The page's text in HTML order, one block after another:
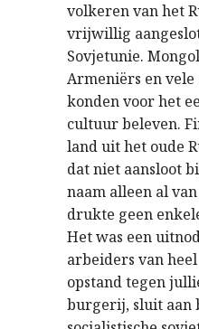
volkeren van het
vrijwillig
Sovjetunie.
Armeniërs en
konden voor het
cultuur beleven.
land uit het oude
dat niet aansloot
naam alleen al
drukte geen
Het was een
arbeiders van
opstand tegen
burgerij, sluit aan